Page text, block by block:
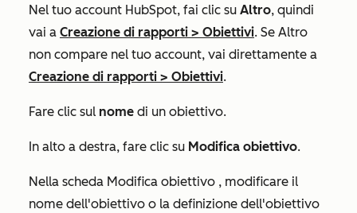
Nel tuo account HubSpot, fai clic su Altro, quindi
vai a Creazione di rapporti > Obiettivi. Se Altro
non compare nel tuo account, vai direttamente a
Creazione di rapporti > Obiettivi.
Fare clic sul nome di un obiettivo.
In alto a destra, fare clic su Modifica obiettivo.
Nella scheda Modifica obiettivo , modificare il
nome dell'obiettivo o la definizione dell'obiettivo